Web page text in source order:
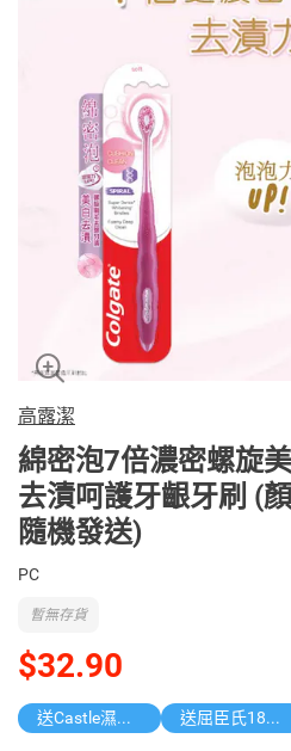
高露潔
綿密泡7倍濃密螺旋
去漬呵護牙齦牙刷 (
隨機發送)
PC
$32.90
暫無存貨
送Castle濕紙巾 送屈臣氏185週年盲盒